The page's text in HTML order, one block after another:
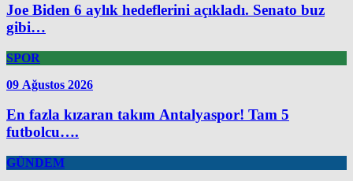
Joe Biden 6 aylık hedeflerini açıkladı. Senato buz
gibi…
SPOR
09 Ağustos 2026
En fazla kızaran takım Antalyaspor! Tam 5
futbolcu….
GÜNDEM